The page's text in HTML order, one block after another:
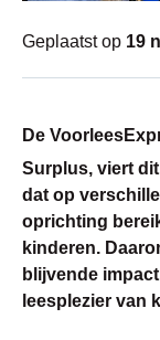
Geplaatst op 19
De
Surplus, viert
dat op
oprichting
kinderen.
blijvende
leesplezier van